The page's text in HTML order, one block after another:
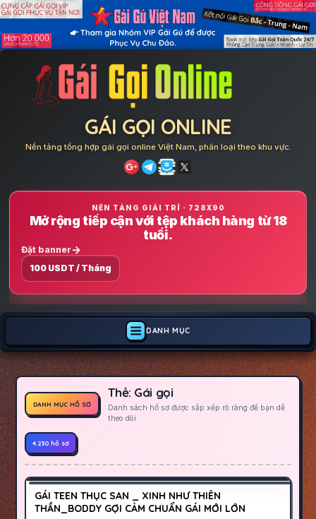
Skip
content
GÁI GỌI ONLINE
Nền tảng tổng hợp gái gọi online Việt Nam, phân loại theo khu vực.
NỀN TẢNG GIẢI TRÍ · 728X90
Mở rộng tiếp cận với tệp khách hàng từ 18
tuổi.
Đặt banner
100 USDT / Tháng
DANH MỤC
DANH MỤC HỒ SƠ
Thẻ: Gái gọi
Danh sách hồ sơ được sắp xếp rõ ràng để bạn dễ
theo dõi.
4.230 hồ sơ
HOẠT ĐỘNG
QUẬN 10 SÀI GÒN
GÁI TEEN THỤC SAN _ XINH NHƯ THIÊN
THẦN_BODDY GỢI CẢM CHUẨN GÁI MỚI LỚN